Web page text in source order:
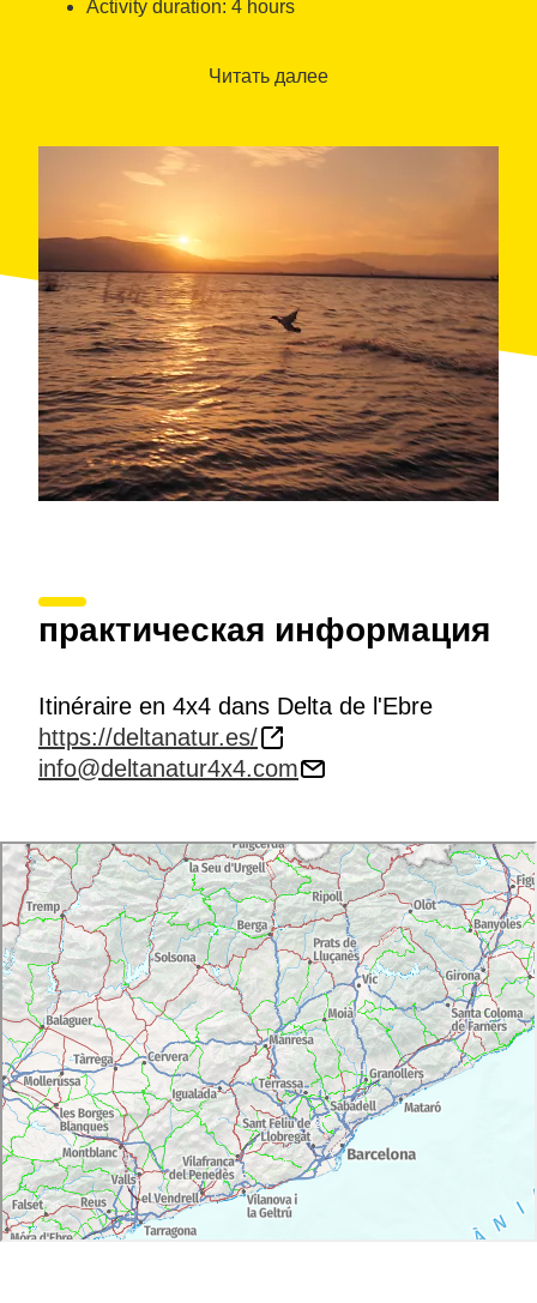
Activity duration: 4 hours
Meeting Point: The Darwing Beach Promenade
Accessibility: Activity not accessible to people in
wheelchairs or with limited mobility.
Читать далее
практическая информация
Itinéraire en 4x4 dans Delta de l'Ebre
https://deltanatur.es/
info@deltanatur4x4.com